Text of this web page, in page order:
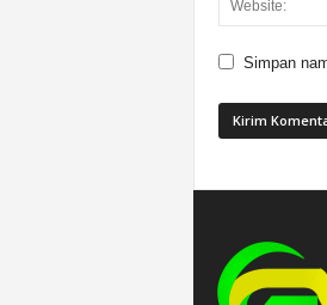
Simpan